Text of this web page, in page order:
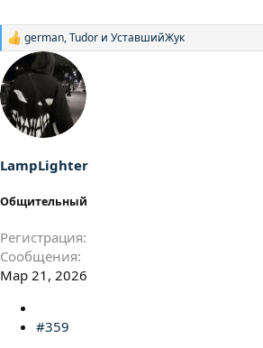
Р
а
к
ц
и
и
german,Tudor и УставшийЖук
LampLighter
Общительный
Регистрация
Сообщения
Мар 21, 2026
#359